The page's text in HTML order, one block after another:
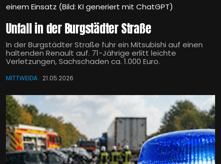
einem Einsatz (Bild: KI generiert mit ChatGPT)
Unfall in der Burgstädter Straße
In der Burgstädter Straße fuhr ein Mitsubishi auf einen
haltenden Renault auf. 71-Jährige erlitt leichte
Verletzungen, Sachschaden ca. 1.000 Euro.
MITTWEIDA 21.05.2026